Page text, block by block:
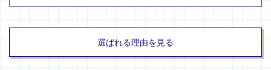
選ばれる理由を見る